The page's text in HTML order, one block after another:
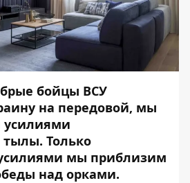
бойцы ВСУ
на передовой, мы
Только
мы приблизим
над орками.